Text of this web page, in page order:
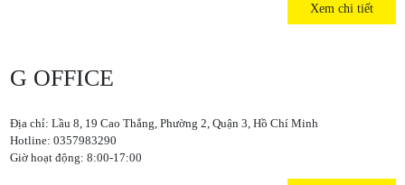
Xem chi tiết
G OFFICE
Địa chỉ: Lầu 8, 19 Cao Thắng, Phường 2, Quận 3, Hồ Chí Minh
Hotline: 0357983290
Giờ hoạt động: 8:00-17:00